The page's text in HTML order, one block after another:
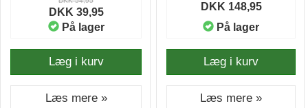
DKK 39,95
På lager
Læg i kurv
Læs mere »
DKK 148,95
På lager
Læg i kurv
Læs mere »